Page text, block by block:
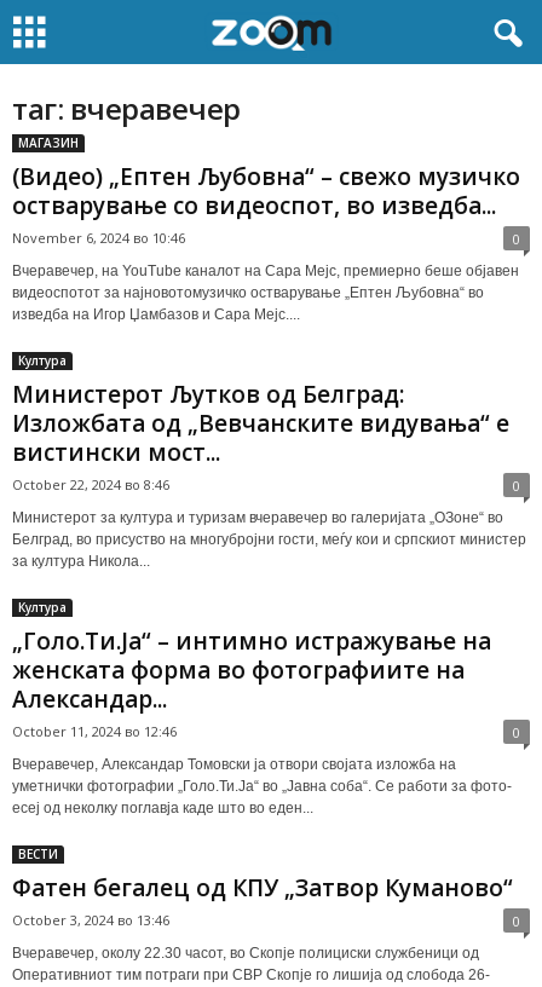
таг: вчеравечер
МАГАЗИН
(Видео) „Ептен Љубовна“ – свежо музичко
остварување со видеоспот, во изведба...
November 6, 2024 во 10:46 0
Вчеравечер, на YouTube каналот на Сара Мејс, премиерно беше објавен
видеоспотот за најновотомузичко остварување „Ептен Љубовна“ во
изведба на Игор Џамбазов и Сара Мејс....
Култура
Министерот Љутков од Белград:
Изложбата од „Вевчанските видувања“ е
вистински мост...
October 22, 2024 во 8:46 0
Министерот за култура и туризам вчеравечер во галеријата „ОЗоне“ во
Белград, во присуство на многубројни гости, меѓу кои и српскиот министер
за култура Никола...
Култура
„Голо.Ти.Ја“ – интимно истражување на
женската форма во фотографиите на
Александар...
October 11, 2024 во 12:46 0
Вчеравечер, Александар Томовски ја отвори својата изложба на
уметнички фотографии „Голо.Ти.Ја“ во „Јавна соба“. Се работи за фото-
есеј од неколку поглавја каде што во еден...
ВЕСТИ
Фатен бегалец од КПУ „Затвор Куманово“
October 3, 2024 во 13:46 0
Вчеравечер, околу 22.30 часот, во Скопје полициски службеници од
Оперативниот тим потраги при СВР Скопје го лишија од слобода 26-